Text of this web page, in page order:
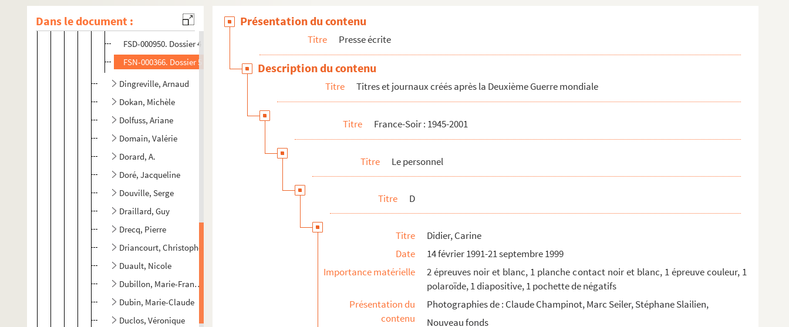
Dans le document :
FCS-001623. Dossier 2
8-FSC-000011. Dossier 3
FSD-000950. Dossier 4
FSN-000366. Dossier 5
Dingreville, Arnaud
Dokan, Michèle
Dolfuss, Ariane
Domain, Valérie
Dorard, A.
Doré, Jacqueline
Douville, Serge
Draillard, Guy
Drecq, Pierre
Driancourt, Christophe
Duault, Nicole
Dubillon, Marie-Françoise
Dubin, Marie-Claude
Duclos, Véronique
Présentation du contenu
Titre Presse écrite
Description du contenu
Titre Titres et journaux créés après la Deuxième Guerre mondiale
Titre France-Soir : 1945-2001
Titre Le personnel
Titre D
Titre
Didier, Carine
Date
14 février 1991-21 septembre 1999
Importance matérielle
2 épreuves noir et blanc, 1 planche contact noir et blanc, 1 épreuve couleur, 1
polaroïde, 1 diapositive, 1 pochette de négatifs
Présentation du
contenu
Photographies de : Claude Champinot, Marc Seiler, Stéphane Slailien,
Nouveau fonds